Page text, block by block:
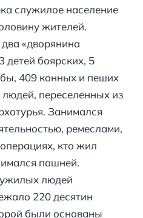
служилое население
жителей.
«дворянина
детей боярских, 5
409 конных и пеших
переселенных из
Занимался
ремеслами,
кто жил
пашней.
людей
220 десятин
были основаны